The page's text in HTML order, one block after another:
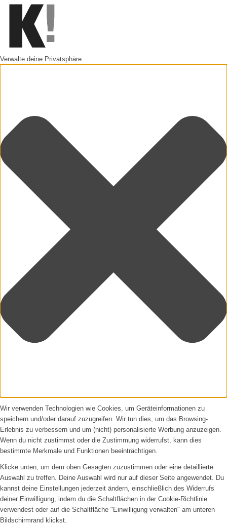
Verwalte deine Privatsphäre
Wir verwenden Technologien wie Cookies, um Geräteinformationen zu
speichern und/oder darauf zuzugreifen. Wir tun dies, um das Browsing-
Erlebnis zu verbessern und um (nicht) personalisierte Werbung anzuzeigen.
Wenn du nicht zustimmst oder die Zustimmung widerrufst, kann dies
bestimmte Merkmale und Funktionen beeinträchtigen.
Klicke unten, um dem oben Gesagten zuzustimmen oder eine detaillierte
Auswahl zu treffen. Deine Auswahl wird nur auf dieser Seite angewendet. Du
kannst deine Einstellungen jederzeit ändern, einschließlich des Widerrufs
deiner Einwilligung, indem du die Schaltflächen in der Cookie-Richtlinie
verwendest oder auf die Schaltfläche "Einwilligung verwalten" am unteren
Bildschirmrand klickst.